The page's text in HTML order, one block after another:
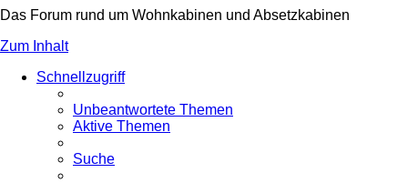
Das Forum rund um Wohnkabinen und Absetzkabinen
Zum Inhalt
Schnellzugriff
Unbeantwortete Themen
Aktive Themen
Suche